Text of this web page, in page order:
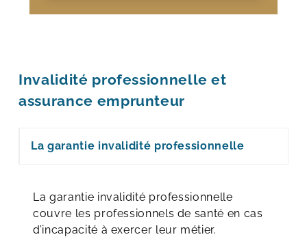
Invalidité professionnelle et
assurance emprunteur
La garantie invalidité professionnelle
La garantie invalidité professionnelle
couvre les professionnels de santé en cas
d’incapacité à exercer leur métier.